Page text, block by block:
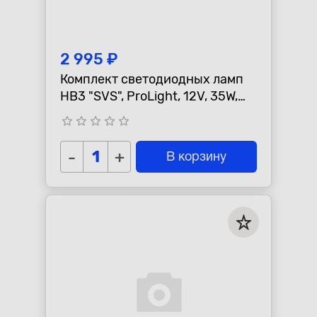
2 995 ₽
Комплект светодиодных ламп
HB3 "SVS", ProLight, 12V, 35W,
4000lm, 6000K, кулер
star_border star_border star_border star_border star_border
- + В корзину